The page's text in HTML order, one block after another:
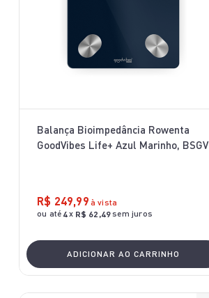
Balança Bioimpedância Rowenta
GoodVibes Life+ Azul Marinho, BSGV
R$ 249,99 à vista
ou até 4x R$ 62 ,49sem juros
ADICIONAR AO CARRINHO